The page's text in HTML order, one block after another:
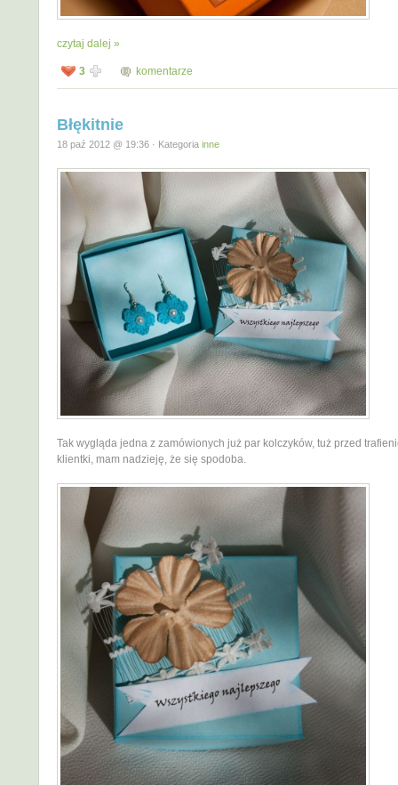
czytaj dalej »
3 komentarze
Błękitnie
18 paź 2012 @ 19:36 · Kategoria inne
Tak wygląda jedna z zamówionych już par kolczyków, tuż przed
klientki, mam nadzieję, że się spodoba.